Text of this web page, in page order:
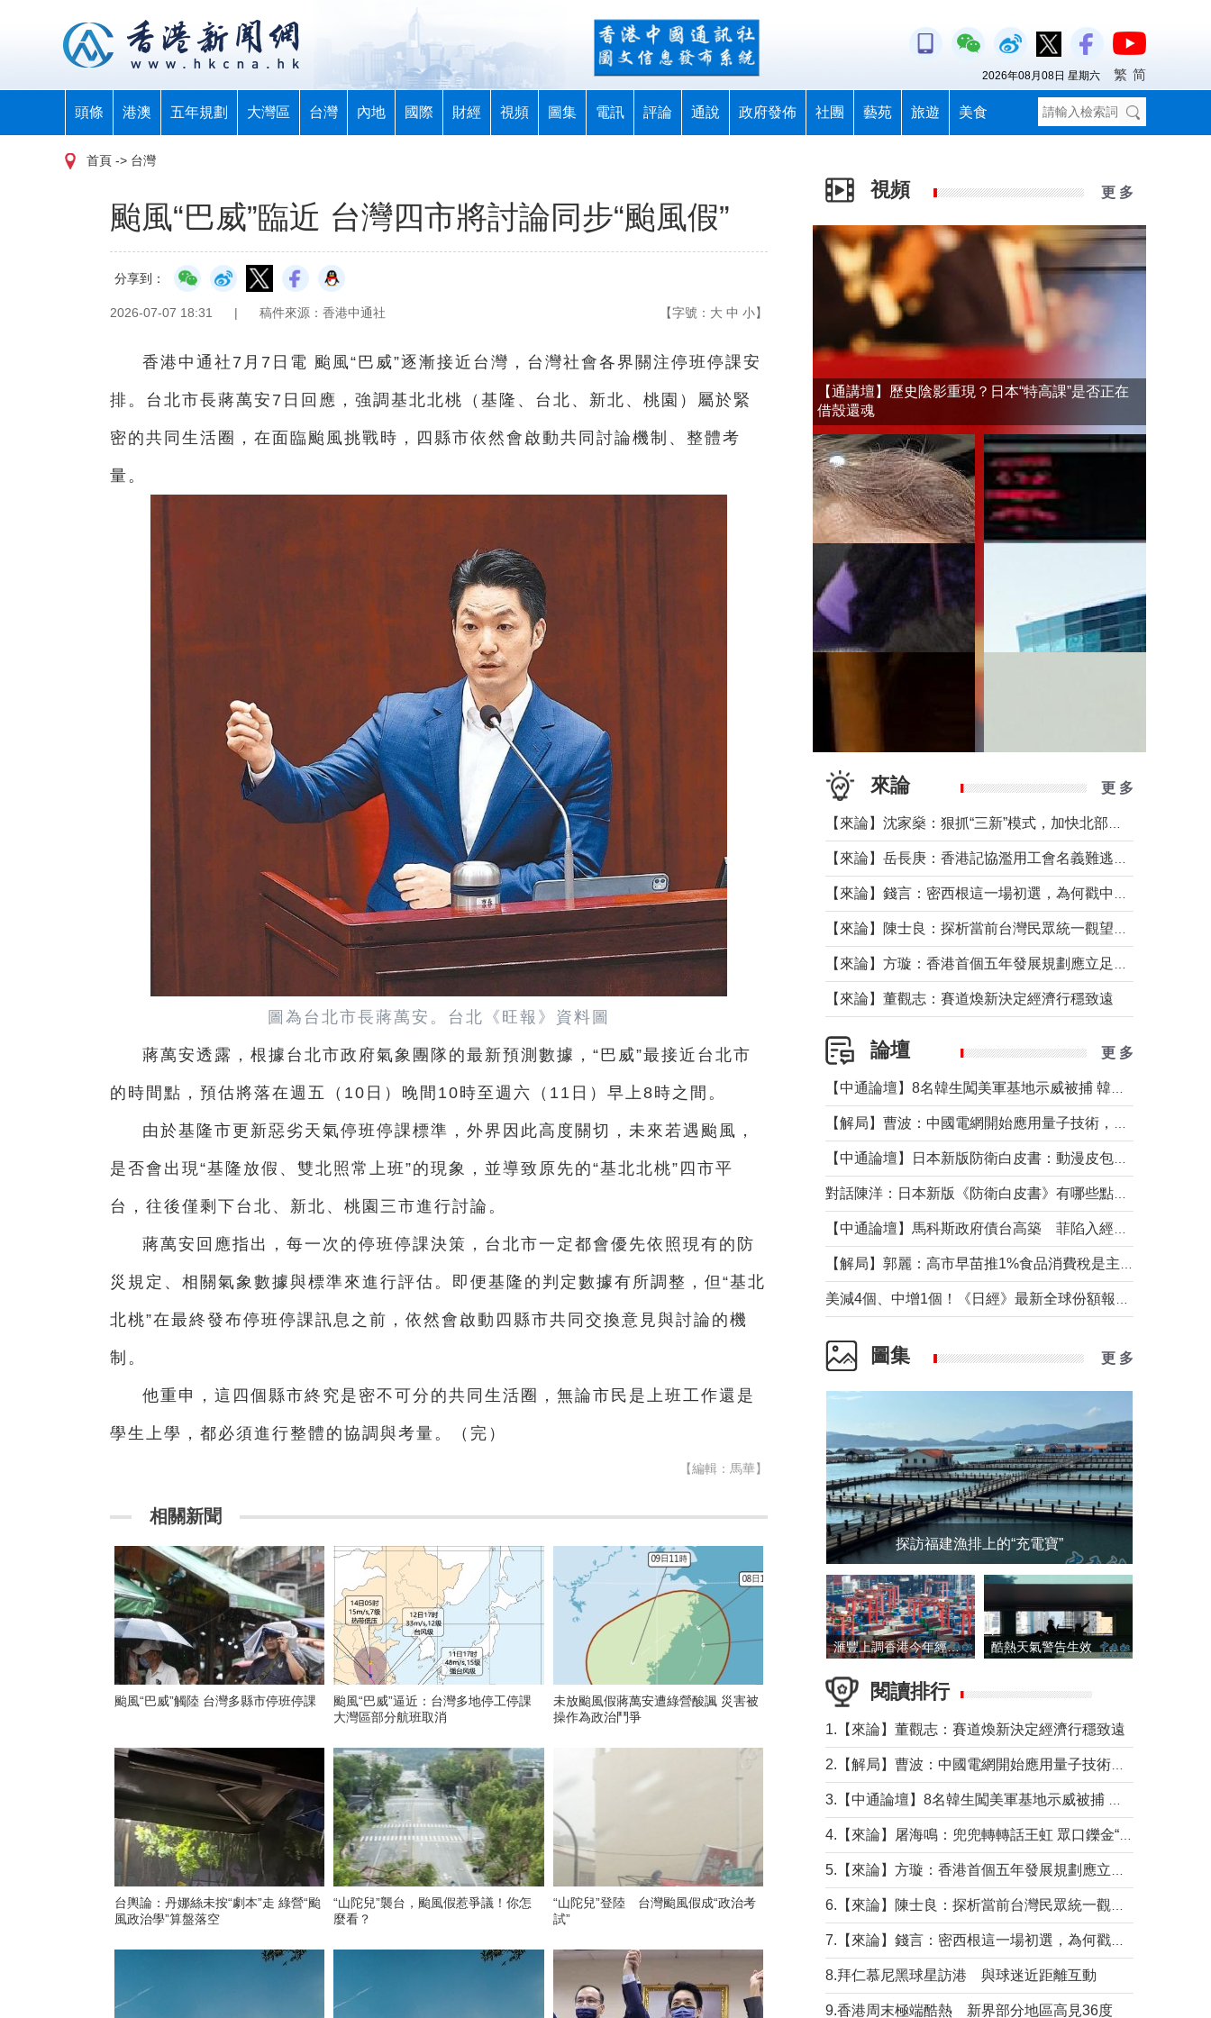
頭條 港澳 五年規劃 大灣區 台灣 內地 國際 財經 視頻 圖集 電訊 評論 通說 政府發佈 社團 藝苑 旅遊 美食
2026年08月08日 星期六 繁 简
首頁 -> 台灣
颱風“巴威”臨近 台灣四市將討論同步“颱風假”
分享到：
2026-07-07 18:31 | 稿件來源：香港中通社 【字號： 大 中 小】
香港中通社7月7日電 颱風“巴威”逐漸接近台灣，台灣社會各界關注停班停課安
排。台北市長蔣萬安7日回應，強調基北北桃（基隆、台北、新北、桃園）屬於緊
密的共同生活圈，在面臨颱風挑戰時，四縣市依然會啟動共同討論機制、整體考
量。
圖為台北市長蔣萬安。台北《旺報》資料圖
蔣萬安透露，根據台北市政府氣象團隊的最新預測數據，“巴威”最接近台北市
的時間點，預估將落在週五（10日）晚間10時至週六（11日）早上8時之間。
由於基隆市更新惡劣天氣停班停課標準，外界因此高度關切，未來若遇颱風，
是否會出現“基隆放假、雙北照常上班”的現象，並導致原先的“基北北桃”四市平
台，往後僅剩下台北、新北、桃園三市進行討論。
蔣萬安回應指出，每一次的停班停課決策，台北市一定都會優先依照現有的防
災規定、相關氣象數據與標準來進行評估。即便基隆的判定數據有所調整，但“基北
北桃”在最終發布停班停課訊息之前，依然會啟動四縣市共同交換意見與討論的機
制。
他重申，這四個縣市終究是密不可分的共同生活圈，無論市民是上班工作還是
學生上學，都必須進行整體的協調與考量。（完）
【編輯：馬華】
相關新聞
颱風“巴威”觸陸 台灣多縣市停班停課
颱風“巴威”逼近：台灣多地停工停課
大灣區部分航班取消
未放颱風假蔣萬安遭綠營酸諷 災害被
操作為政治鬥爭
台輿論：丹娜絲未按“劇本”走 綠營“颱
風政治學”算盤落空
“山陀兒”襲台，颱風假惹爭議！你怎
麼看？
“山陀兒”登陸 台灣颱風假成“政治考
試”
視頻 更 多
【通講壇】歷史陰影重現？日本“特高課”是否正在
借殼還魂
來論 更 多
【來論】董觀志：賽道煥新決定經濟行穩致遠
論壇 更 多
圖集 更 多
探訪福建漁排上的“充電寶”
滙豐上調香港今年經濟增長預測至4.5% 酷熱天氣警告生效 本港高溫持續至下周
閱讀排行
1.【來論】董觀志：賽道煥新決定經濟行穩致遠
8.拜仁慕尼黑球星訪港 與球迷近距離互動
9.香港周末極端酷熱 新界部分地區高見36度